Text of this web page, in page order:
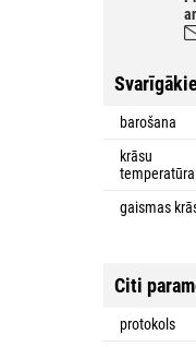
barošana
krāsu
temperatūra
gaismas
Citi
protokols